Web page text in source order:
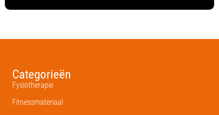
Categorieën
Fysiotherapie
Fitnessmateriaal